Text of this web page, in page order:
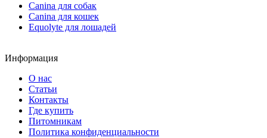
Canina для собак
Canina для кошек
Equolyte для лошадей
Информация
О нас
Статьи
Контакты
Где купить
Питомникам
Политика конфиденциальности